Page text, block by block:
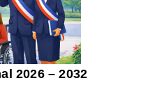
2026 – 2032